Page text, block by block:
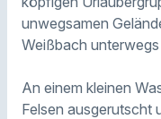
unwegsamen
Weißbach
An einem kleinen
Felsen ausgerutscht